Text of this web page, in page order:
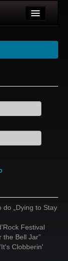
„Dying to Stay
Festival
Bell Jar”
Clobberin'